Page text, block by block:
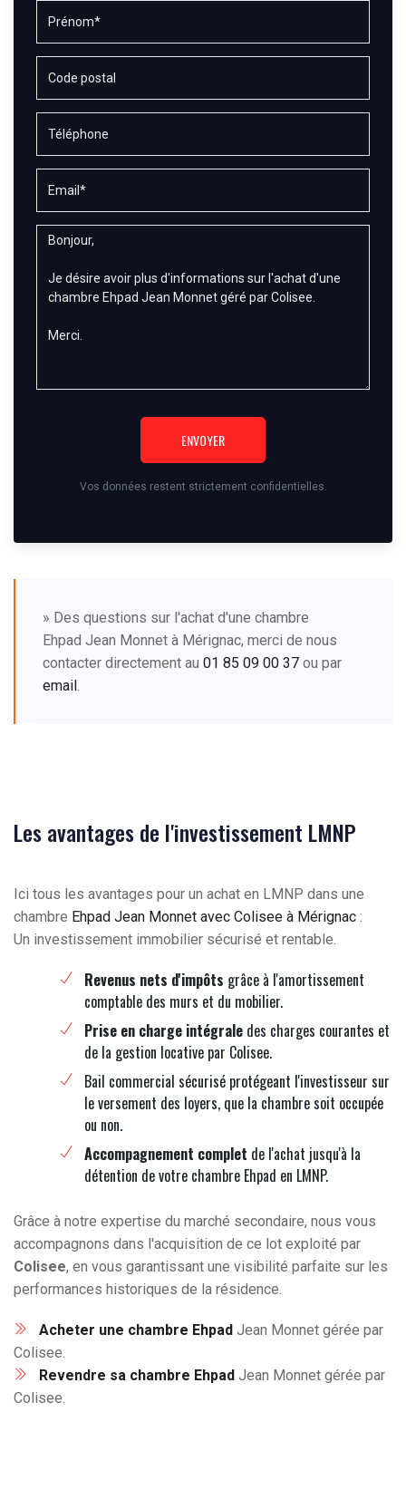
ENVOYER
Vos données restent strictement confidentielles.
» Des questions sur l'achat d'une chambre
Ehpad Jean Monnet à Mérignac, merci de nous
contacter directement au 01 85 09 00 37 ou par
email.
Les avantages de l'investissement LMNP
Ici tous les avantages pour un achat en LMNP dans une
chambre Ehpad Jean Monnet avec Colisee à Mérignac :
Un investissement immobilier sécurisé et rentable.
Revenus nets d'impôts grâce à l'amortissement
comptable des murs et du mobilier.
Prise en charge intégrale des charges courantes et
de la gestion locative par Colisee.
Bail commercial sécurisé protégeant l'investisseur sur
le versement des loyers, que la chambre soit occupée
ou non.
Accompagnement complet de l'achat jusqu'à la
détention de votre chambre Ehpad en LMNP.
Grâce à notre expertise du marché secondaire, nous vous
accompagnons dans l'acquisition de ce lot exploité par
Colisee, en vous garantissant une visibilité parfaite sur les
performances historiques de la résidence.
Acheter une chambre Ehpad Jean Monnet gérée par
Colisee.
Revendre sa chambre Ehpad Jean Monnet gérée par
Colisee.